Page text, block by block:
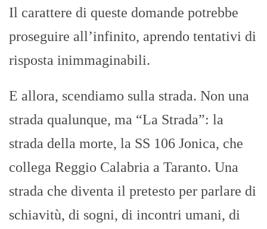
Il carattere di queste domande potrebbe
proseguire all’infinito, aprendo tentativi di
risposta inimmaginabili.
E allora, scendiamo sulla strada. Non una
strada qualunque, ma “La Strada”: la
strada della morte, la SS 106 Jonica, che
collega Reggio Calabria a Taranto. Una
strada che diventa il pretesto per parlare di
schiavitù, di sogni, di incontri umani, di